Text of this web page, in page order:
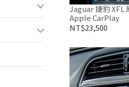
Jaguar 捷豹 XFL
Apple CarPlay
NT$23,500